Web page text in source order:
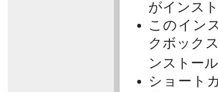
がインス
このイン
クボック
ンストー
ショート